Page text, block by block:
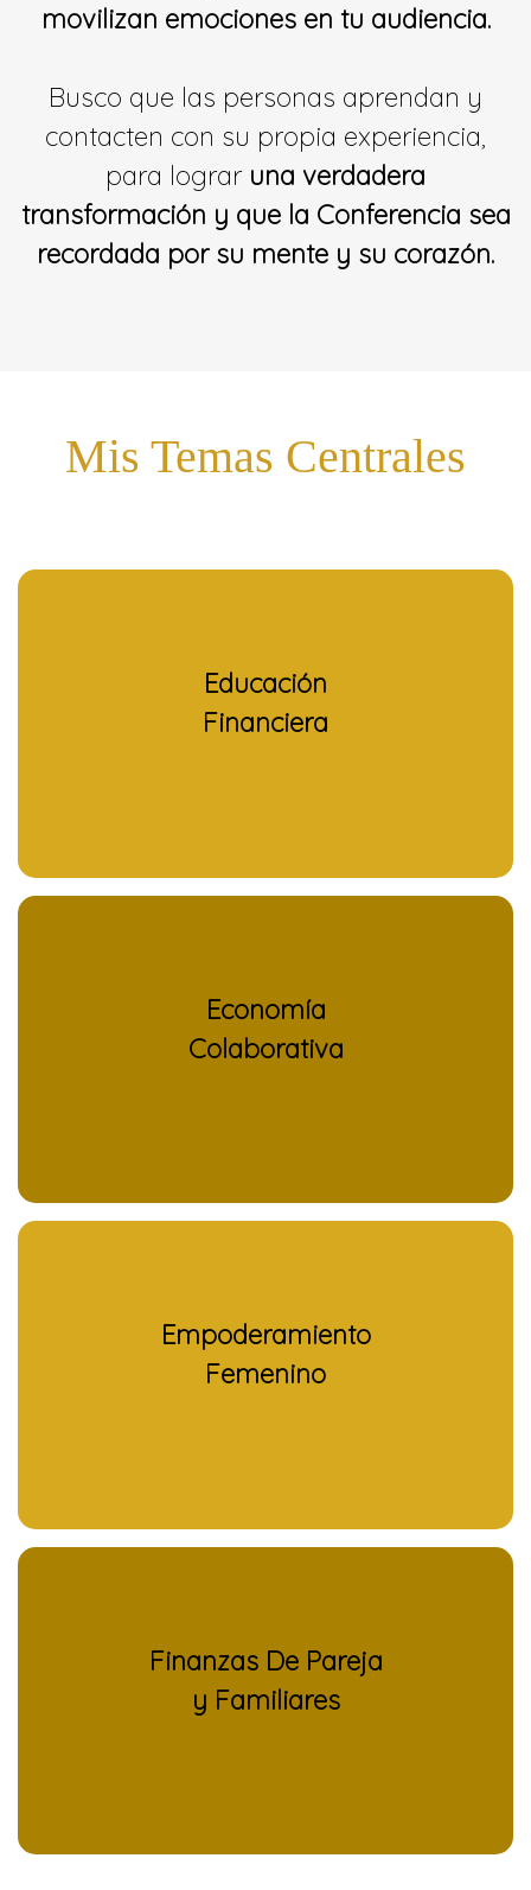
movilizan emociones en tu audiencia.
Busco que las personas aprendan y
contacten con su propia experiencia,
para lograr una verdadera
transformación y que la Conferencia sea
recordada por su mente y su corazón.
Mis Temas Centrales
Educación
Financiera
Economía
Colaborativa
Empoderamiento
Femenino
Finanzas De Pareja
y Familiares